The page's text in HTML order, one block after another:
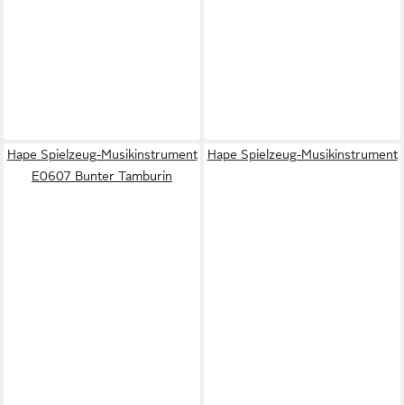
Hape Spielzeug-Musikinstrument
E0607 Bunter Tamburin
Hape Spielzeug-Musikinstrument